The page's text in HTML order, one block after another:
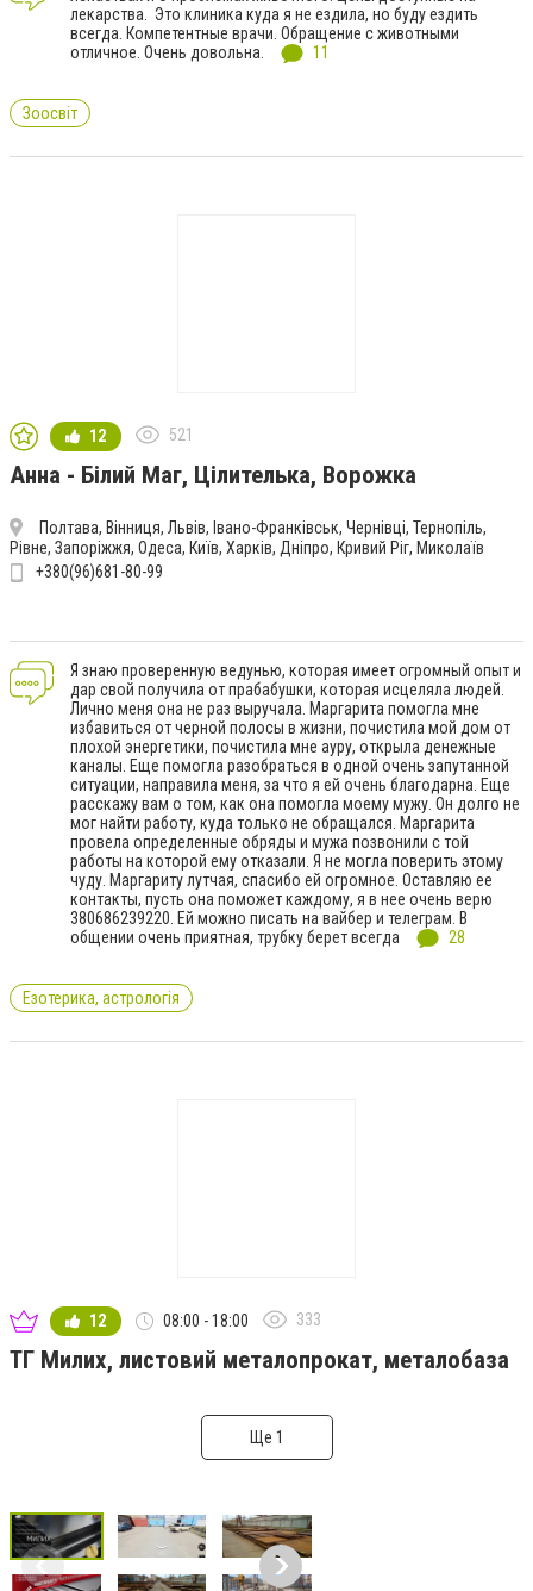
лекарства. Это клиника куда я не ездила, но буду ездить
всегда. Компетентные врачи. Обращение с животными
отличное. Очень довольна.
11
Зоосвіт
12 521
Анна - Білий Маг, Цілителька, Ворожка
Полтава, Вінниця, Львів, Івано-Франківськ, Чернівці, Тернопіль,
Рівне, Запоріжжя, Одеса, Київ, Харків, Дніпро, Кривий Ріг, Миколаїв
+380(96)681-80-99
Я знаю проверенную ведунью, которая имеет огромный опыт и
дар свой получила от прабабушки, которая исцеляла людей.
Лично меня она не раз выручала. Маргарита помогла мне
избавиться от черной полосы в жизни, почистила мой дом от
плохой энергетики, почистила мне ауру, открыла денежные
каналы. Еще помогла разобраться в одной очень запутанной
ситуации, направила меня, за что я ей очень благодарна. Еще
расскажу вам о том, как она помогла моему мужу. Он долго не
мог найти работу, куда только не обращался. Маргарита
провела определенные обряды и мужа позвонили с той
работы на которой ему отказали. Я не могла поверить этому
чуду. Маргариту лутчая, спасибо ей огромное. Оставляю ее
контакты, пусть она поможет каждому, я в нее очень верю
380686239220. Ей можно писать на вайбер и телеграм. В
общении очень приятная, трубку берет всегда
28
Езотерика, астрологія
12 08:00 - 18:00 333
ТГ Милих, листовий металопрокат, металобаза
Ще 1